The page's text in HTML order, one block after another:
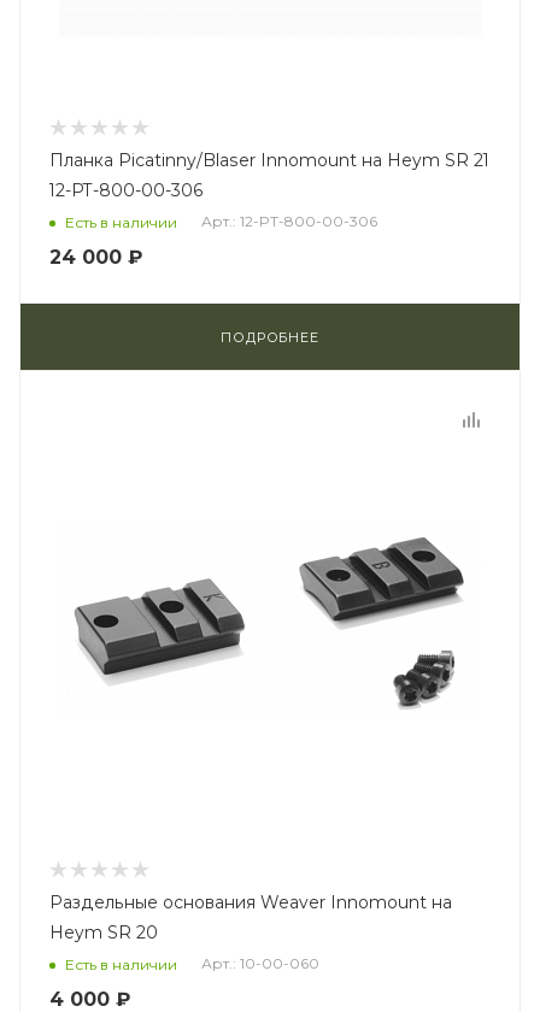
Планка Picatinny/Blaser Innomount на Heym SR 21
12-PT-800-00-306
Есть в наличии Арт.: 12-PT-800-00-306
24 000 ₽
ПОДРОБНЕЕ
Раздельные основания Weaver Innomount на
Heym SR 20
Есть в наличии Арт.: 10-00-060
4 000 ₽